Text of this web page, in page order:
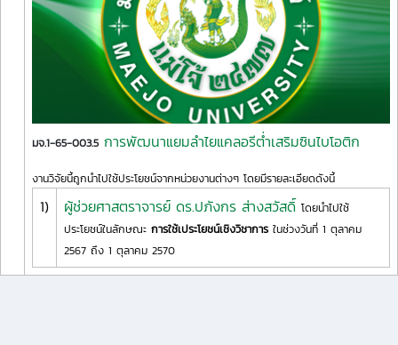
มจ.1-65-003.5 การพัฒนาแยมลำไยแคลอรีต่ำเสริมซินไบโอติก
งานวิจัยนี้ถูกนำไปใช้ประโยชน์จากหน่วยงานต่างๆ โดยมีรายละเอียดดังนี้
1) ผู้ช่วยศาสตราจารย์ ดร.ปภังกร ส่างสวัสดิ์ โดยนำไปใช้
ประโยชน์ในลักษณะ การใช้เประโยชน์เชิงวิชาการ ในช่วงวันที่ 1 ตุลาคม
2567 ถึง 1 ตุลาคม 2570